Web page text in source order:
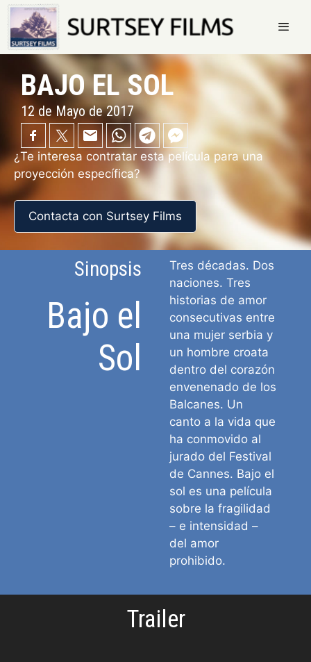
Saltar
al
contenido
Menú
BAJO EL SOL
12 de Mayo de 2017
¿Te interesa contratar esta película para una
proyección específica?
Contacta con Surtsey Films
Sinopsis
Bajo el
Sol
Tres décadas. Dos
naciones. Tres
historias de amor
consecutivas entre
una mujer serbia y
un hombre croata
dentro del corazón
envenenado de los
Balcanes. Un
canto a la vida que
ha conmovido al
jurado del Festival
de Cannes. Bajo el
sol es una película
sobre la fragilidad
– e intensidad –
del amor
prohibido.
Trailer